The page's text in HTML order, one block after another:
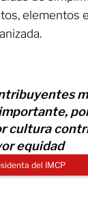
elementos
cultura
equidad
del IMCP